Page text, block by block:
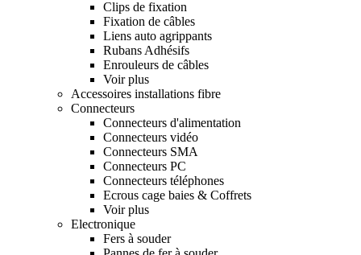
Clips de fixation
Fixation de câbles
Liens auto agrippants
Rubans Adhésifs
Enrouleurs de câbles
Voir plus
Accessoires installations fibre
Connecteurs
Connecteurs d'alimentation
Connecteurs vidéo
Connecteurs SMA
Connecteurs PC
Connecteurs téléphones
Ecrous cage baies & Coffrets
Voir plus
Electronique
Fers à souder